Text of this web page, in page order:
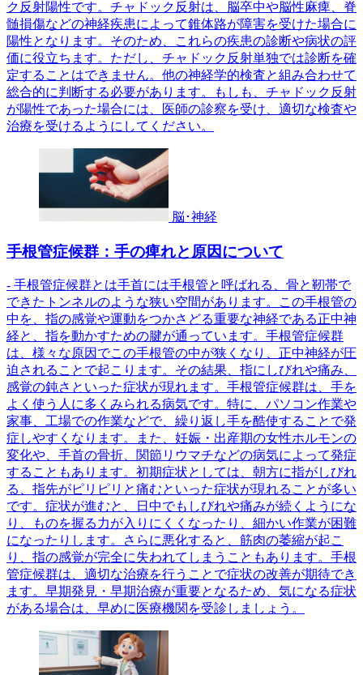
ク反射陽性です。チャドック反射は、脳卒中や脳性麻痺、脊
髄損傷などの神経疾患によって錐体路が障害を受けた場合に
陽性となります。そのため、これらの疾患の診断や病状の評
価に役立ちます。ただし、チャドック反射単独では診断を確
定することはできません。他の神経学的検査と組み合わせて
総合的に判断する必要があります。もしも、チャドック反射
が陽性であった場合には、医師の診察を受け、適切な検査や
治療を受けるようにしてください。
脳･神経
手根管症候群：手の痺れと原因について
- 手根管症候群とは手首には手根管と呼ばれる、骨と靭帯で
できたトンネルのような狭い空間があります。この手根管の
中を、指の感覚や運動をつかさどる重要な神経である正中神
経と、指を動かすための腱が通っています。手根管症候群
は、様々な原因でこの手根管の中が狭くなり、正中神経が圧
迫されることで起こります。その結果、指にしびれや痛み、
感覚の鈍さといった症状が現れます。手根管症候群は、手を
よく使う人に多くみられる病気です。特に、パソコン作業や
家事、工場での作業などで、繰り返し手を酷使することで発
症しやすくなります。また、妊娠・出産期の女性ホルモンの
変化や、手首の骨折、関節リウマチなどの病気によって発症
することもあります。初期症状としては、朝方に指がしびれ
る、指先がピリピリと痛むといった症状が現れることが多い
です。症状が進むと、日中でもしびれや痛みが続くようにな
り、ものを握る力が入りにくくなったり、細かい作業が困難
になったりします。さらに悪化すると、筋肉の萎縮が起こ
り、指の感覚が完全に失われてしまうこともあります。手根
管症候群は、適切な治療を行うことで症状の改善が期待でき
ます。早期発見・早期治療が重要となるため、気になる症状
がある場合は、早めに医療機関を受診しましょう。